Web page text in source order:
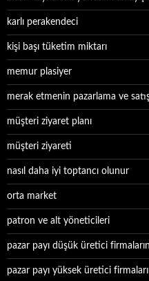
karlı perakendeci
kişi başı tüketim miktarı
memur plasiyer
merak etmenin pazarlama ve
müşteri ziyaret planı
müşteri ziyareti
nasıl daha iyi toptancı olunur
orta market
patron ve alt yöneticileri
pazar payı düşük üretici firmaların
pazar payı yüksek üretici